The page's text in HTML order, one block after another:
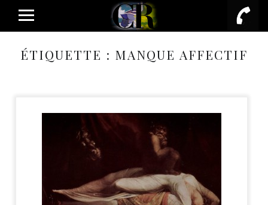
PRIMARY MENU
ÉTIQUETTE : MANQUE AFFECTIF